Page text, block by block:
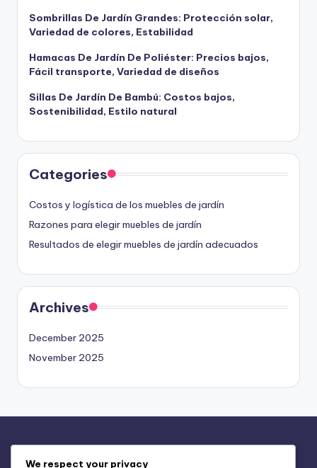
Sombrillas De Jardín Grandes: Protección solar,
Variedad de colores, Estabilidad
Hamacas De Jardín De Poliéster: Precios bajos,
Fácil transporte, Variedad de diseños
Sillas De Jardín De Bambú: Costos bajos,
Sostenibilidad, Estilo natural
Categories
Costos y logística de los muebles de jardín
Razones para elegir muebles de jardín
Resultados de elegir muebles de jardín adecuados
Archives
December 2025
November 2025
We respect your privacy